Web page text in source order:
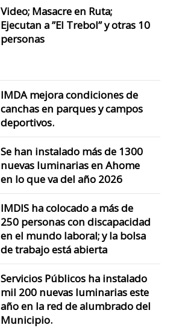
Video; Masacre en Ruta;
Ejecutan a ”El Trebol” y otras 10
personas
IMDA mejora condiciones de
canchas en parques y campos
deportivos.
Se han instalado más de 1300
nuevas luminarias en Ahome
en lo que va del año 2026
IMDIS ha colocado a más de
250 personas con discapacidad
en el mundo laboral; y la bolsa
de trabajo está abierta
Servicios Públicos ha instalado
mil 200 nuevas luminarias este
año en la red de alumbrado del
Municipio.